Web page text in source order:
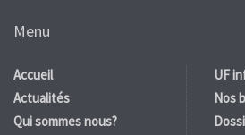
Menu
Accueil
Actualités
Qui sommes nous?
UF
Nos